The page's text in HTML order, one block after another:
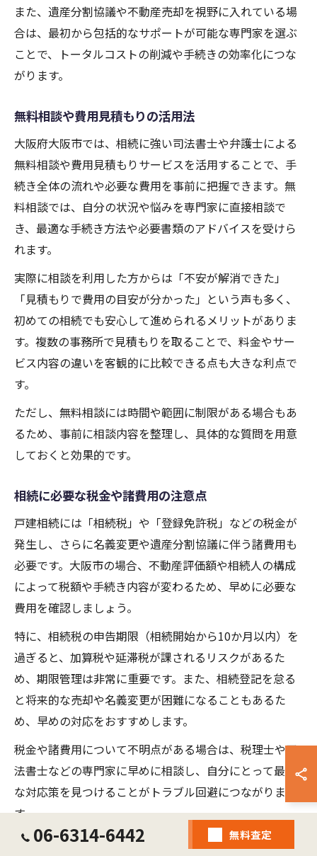
また、遺産分割協議や不動産売却を視野に入れている場
合は、最初から包括的なサポートが可能な専門家を選ぶ
ことで、トータルコストの削減や手続きの効率化につな
がります。
無料相談や費用見積もりの活用法
大阪府大阪市では、相続に強い司法書士や弁護士による
無料相談や費用見積もりサービスを活用することで、手
続き全体の流れや必要な費用を事前に把握できます。無
料相談では、自分の状況や悩みを専門家に直接相談で
き、最適な手続き方法や必要書類のアドバイスを受けら
れます。
実際に相談を利用した方からは「不安が解消できた」
「見積もりで費用の目安が分かった」という声も多く、
初めての相続でも安心して進められるメリットがありま
す。複数の事務所で見積もりを取ることで、料金やサー
ビス内容の違いを客観的に比較できる点も大きな利点で
す。
ただし、無料相談には時間や範囲に制限がある場合もあ
るため、事前に相談内容を整理し、具体的な質問を用意
しておくと効果的です。
相続に必要な税金や諸費用の注意点
戸建相続には「相続税」や「登録免許税」などの税金が
発生し、さらに名義変更や遺産分割協議に伴う諸費用も
必要です。大阪市の場合、不動産評価額や相続人の構成
によって税額や手続き内容が変わるため、早めに必要な
費用を確認しましょう。
特に、相続税の申告期限（相続開始から10か月以内）を
過ぎると、加算税や延滞税が課されるリスクがあるた
め、期限管理は非常に重要です。また、相続登記を怠る
と将来的な売却や名義変更が困難になることもあるた
め、早めの対応をおすすめします。
税金や諸費用について不明点がある場合は、税理士や司
法書士などの専門家に早めに相談し、自分にとって最適
な対応策を見つけることがトラブル回避につながりま
す。
06-6314-6442 無料査定